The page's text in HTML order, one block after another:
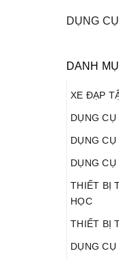
DỤNG
DANH
XE ĐẠP
DỤNG CỤ
DỤNG CỤ
DỤNG
THIẾT BỊ
HỌC
THIẾT BỊ
DỤNG CỤ